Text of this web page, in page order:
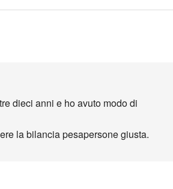
dieci anni e ho avuto modo di
la bilancia pesapersone giusta.